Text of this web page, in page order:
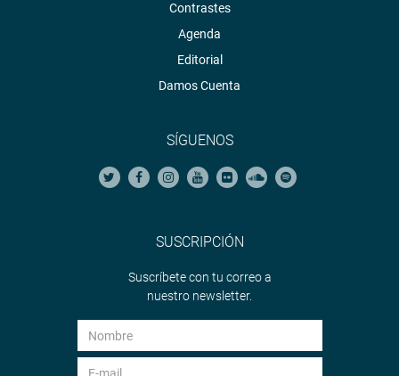
Contrastes
Agenda
Editorial
Damos Cuenta
SÍGUENOS
SUSCRIPCIÓN
Suscríbete con tu correo a
nuestro newsletter.